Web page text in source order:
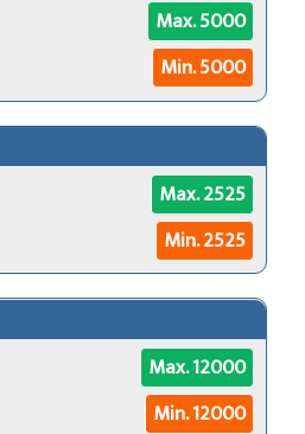
Max. 5000
Min. 5000
Max. 2525
Min. 2525
Max. 12000
Min. 12000